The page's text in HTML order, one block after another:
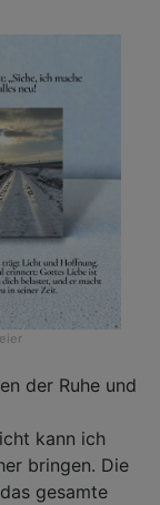
der Ruhe und
kann ich
bringen. Die
gesamte